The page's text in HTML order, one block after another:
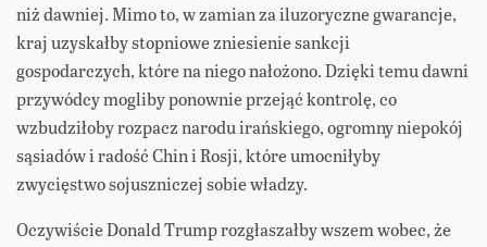
niż dawniej. Mimo to, w zamian za iluzoryczne gwarancje,
kraj uzyskałby stopniowe zniesienie sankcji
gospodarczych, które na niego nałożono. Dzięki temu dawni
przywódcy mogliby ponownie przejąć kontrolę, co
wzbudziłoby rozpacz narodu irańskiego, ogromny niepokój
sąsiadów i radość Chin i Rosji, które umocniłyby
zwycięstwo sojuszniczej sobie władzy.
Oczywiście Donald Trump rozgłaszałby wszem wobec, że